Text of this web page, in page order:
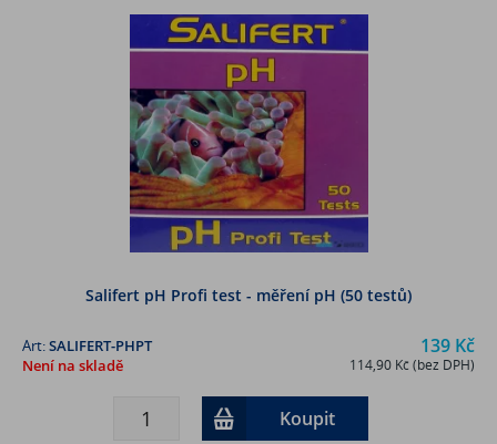
Salifert pH Profi test - měření pH (50 testů)
139 Kč
114,90 Kč (bez DPH)
Art:SALIFERT-PHPT
Není na skladě
Koupit